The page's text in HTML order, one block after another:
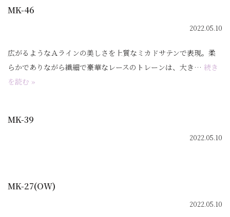
MK-46
2022.05.10
広がるようなＡラインの美しさを上質なミカドサテンで表現。柔
らかでありながら繊細で豪華なレースのトレーンは、大き… 続き
を読む »
MK-39
2022.05.10
MK-27(OW)
2022.05.10